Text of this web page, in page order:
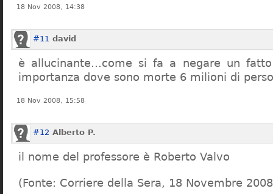
18 Nov 2008, 14:38
#11 david
è allucinante…come si fa a negare un
importanza dove sono morte 6 milioni di
18 Nov 2008, 15:58
#12 Alberto P.
il nome del professore è Roberto Valvo
(Fonte: Corriere della Sera, 18 Novembre